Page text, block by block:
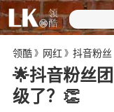
领酷》 网红 》 抖音粉丝
🌟抖音粉丝
级了？👏